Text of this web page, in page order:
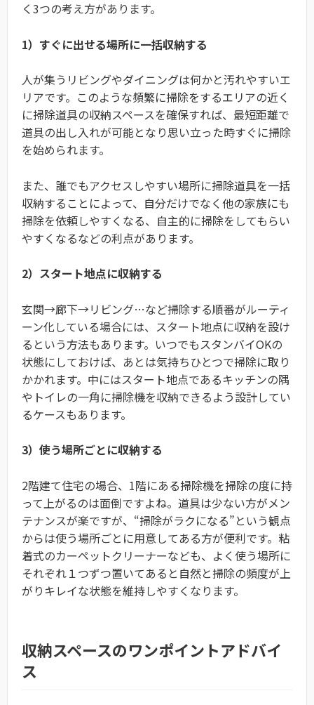
く3つの考え方があります。
1）すぐに出せる場所に一括収納する
人が集うリビングやダイニングは何かと汚れやすいエ
リアです。このような頻繁に掃除をするエリアの近く
に掃除道具の収納スペースを確保すれば、最短距離で
道具の出し入れが可能となり思い立った時すぐに掃除
を始められます。
また、誰でもアクセスしやすい場所に掃除道具を一括
収納することによって、自分だけでなく他の家族にも
掃除を依頼しやすくなる、自主的に掃除をしてもらい
やすくなるなどの利点があります。
2）スタート地点に収納する
玄関→廊下→リビング…など掃除する順番がルーティ
ーン化している場合には、スタート地点に収納を設け
るという方法もあります。いつでもスタンバイOKの
状態にしておけば、あとは気持ちひとつで掃除に取り
かかれます。中にはスタート地点であるキッチンの隅
やトイレの一角に掃除機を収納できるよう設計してい
るケースもあります。
3）使う場所ごとに収納する
2階建て住宅の場合、1階にある掃除機を掃除の度に持
って上がるのは面倒ですよね。道具は少ない方がメン
テナンスが楽ですが、“掃除がラクになる”という観点
からは使う場所ごとに用意してある方が便利です。粘
着式のカーペットクリーナーなども、よく使う場所に
それぞれ１つずつ置いてあると自然と掃除の頻度が上
がりキレイな状態を維持しやすくなります。
収納スペースのワンポイントアドバイ
ス